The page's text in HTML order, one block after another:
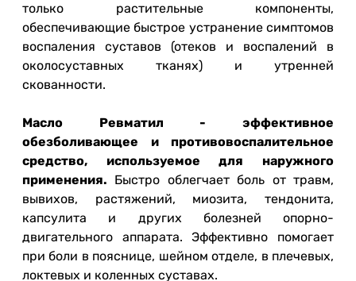
только растительные компоненты,
обеспечивающие быстрое устранение симптомов
воспаления суставов (отеков и воспалений в
околосуставных тканях) и утренней
скованности.
Масло Ревматил - эффективное
обезболивающее и противовоспалительное
средство, используемое для наружного
применения. Быстро облегчает боль от травм,
вывихов, растяжений, миозита, тендонита,
капсулита и других болезней опорно-
двигательного аппарата. Эффективно помогает
при боли в пояснице, шейном отделе, в плечевых,
локтевых и коленных суставах.